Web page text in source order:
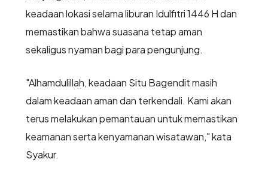
keadaan lokasi selama liburan Idulfitri 1446 H dan
memastikan bahwa suasana tetap aman
sekaligus nyaman bagi para pengunjung.
"Alhamdulillah, keadaan Situ Bagendit masih
dalam keadaan aman dan terkendali. Kami akan
terus melakukan pemantauan untuk memastikan
keamanan serta kenyamanan wisatawan," kata
Syakur.